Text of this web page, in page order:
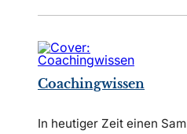
Coachingwissen
In heutiger Zeit einen